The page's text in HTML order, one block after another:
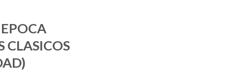
CLASICOS